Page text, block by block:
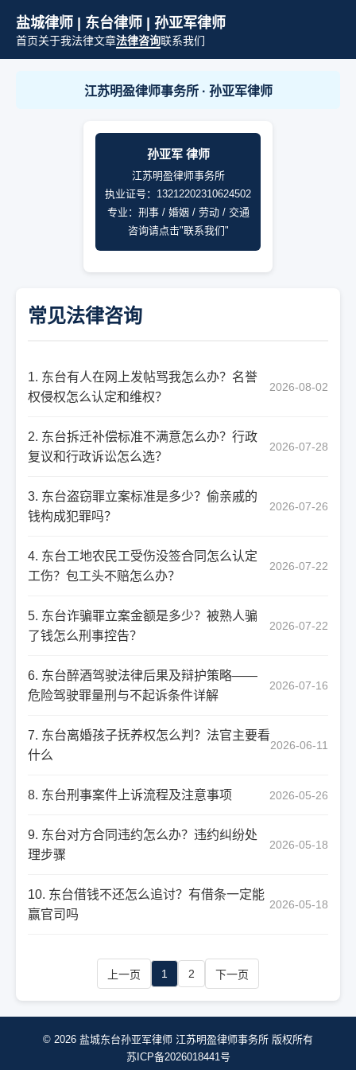
盐城律师 | 东台律师 | 孙亚军律师
首页关于我法律文章法律咨询联系我们
江苏明盈律师事务所 · 孙亚军律师
孙亚军 律师
江苏明盈律师事务所
执业证号：13212202310624502
专业：刑事 / 婚姻 / 劳动 / 交通
咨询请点击"联系我们"
常见法律咨询
1. 东台有人在网上发帖骂我怎么办？名誉
权侵权怎么认定和维权？
2026-08-02
2. 东台拆迁补偿标准不满意怎么办？行政
复议和行政诉讼怎么选？
2026-07-28
3. 东台盗窃罪立案标准是多少？偷亲戚的
钱构成犯罪吗？
2026-07-26
4. 东台工地农民工受伤没签合同怎么认定
工伤？包工头不赔怎么办？
2026-07-22
5. 东台诈骗罪立案金额是多少？被熟人骗
了钱怎么刑事控告？
2026-07-22
6. 东台醉酒驾驶法律后果及辩护策略——
危险驾驶罪量刑与不起诉条件详解
2026-07-16
7. 东台离婚孩子抚养权怎么判？法官主要看
什么
2026-06-11
8. 东台刑事案件上诉流程及注意事项 2026-05-26
9. 东台对方合同违约怎么办？违约纠纷处
理步骤
2026-05-18
10. 东台借钱不还怎么追讨？有借条一定能
赢官司吗
2026-05-18
上一页 1 2 下一页
© 2026 盐城东台孙亚军律师 江苏明盈律师事务所 版权所有
苏ICP备2026018441号